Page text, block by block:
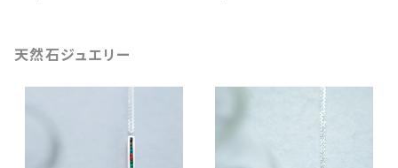
天然石ジュエリー